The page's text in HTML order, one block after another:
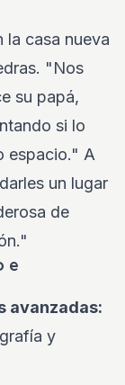
la casa nueva
"Nos
su papá,
si lo
espacio." A
un lugar
de
e
avanzadas:
y